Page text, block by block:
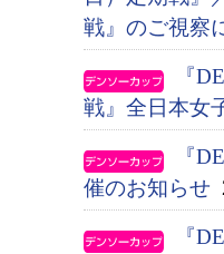
戦』のご視察
『
戦』全日本女
『
催のお知らせ
『